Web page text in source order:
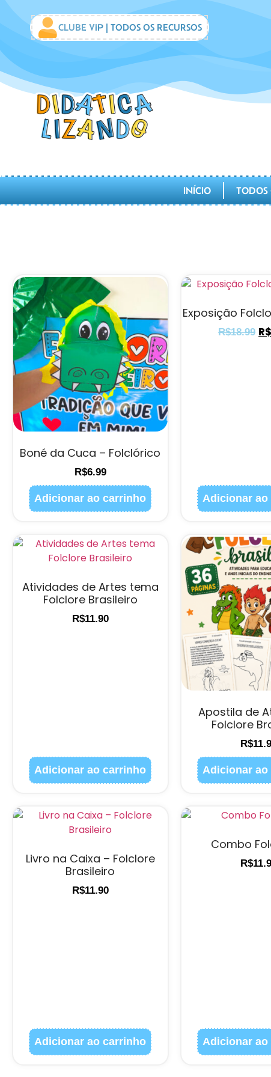
CLUBE VIP | TODOS OS RECURSOS
INÍCIO TODOS
Boné da Cuca – Folclórico
R$6.99
Adicionar ao carrinho
Exposição
R$18.99
Adicionar
Atividades de Artes tema
Folclore Brasileiro
R$11.90
Adicionar ao carrinho
Apostila de
Folclore
R$
Adicionar
Livro na Caixa – Folclore
Brasileiro
R$11.90
Adicionar ao carrinho
Combo
R$
Adicionar